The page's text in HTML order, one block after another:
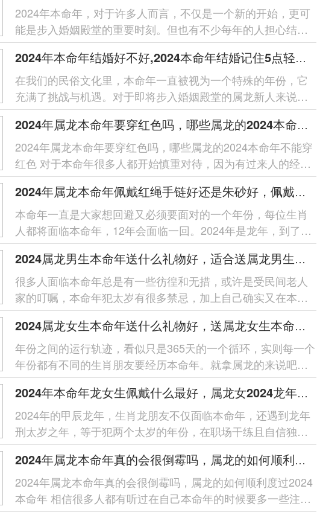
2024年本命年，对于许多人而言，不仅是一个新的开始，更可
能是步入婚姻殿堂的重要时刻。但也有不少每年的人担心结婚
不好，从而多了几分谨慎与担忧。...
2024年本命年结婚好不好,2024本命年结婚记住5点轻松应对
在我们的民俗文化里，本命年一直被视为一个特殊的年份，它
充满了挑战与机遇。对于即将步入婚姻殿堂的属龙新人来说，
2024年这个本命年结婚究竟好不...
2024年属龙本命年要穿红色吗，哪些属龙的2024本命年不能穿红色
2024年属龙本命年要穿红色吗，哪些属龙的2024本命年不能穿
红色 对于本命年很多人都开始慎重对待，因为有过来人的经验
之谈。比如本命年里要注意...
2024年属龙本命年佩戴红绳手链好还是朱砂好，佩戴哪个最好运
本命年一直是大家想回避又必须要面对的一个年份，每位生肖
人都将面临本命年，12年会面临一回。2024年是龙年，到了属
龙生肖人士的本命年。到了本命...
2024属龙男生本命年送什么礼物好，适合送属龙男生本命年的礼物
很多人面临本命年总是有一些彷徨和无措，或许是受民间老人
家的叮嘱，本命年犯太岁有很多禁忌，加上自己确实又在本命
年遇到运气不佳的时候，种种巧合...
2024属龙女生本命年送什么礼物好，送属龙女生本命年礼物推荐
年份之间的运行轨迹，看似只是365天的一个循环，实则每一个
年份都有不同的生肖朋友要经历本命年。就拿属龙的来说吧，
他们上一次本命年是2012年，经...
2024年本命年龙女生佩戴什么最好，属龙女2024龙年戴什么物件最好运
2024年的甲辰龙年，生肖龙朋友不仅面临本命年，还遇到龙年
刑太岁之年，等于犯两个太岁的年份，在职场干练且自信独立
的属龙女士们，有一些平日里不太喜...
2024年属龙本命年真的会很倒霉吗，属龙的如何顺利度过2024本命年
2024年属龙本命年真的会很倒霉吗，属龙的如何顺利度过2024
本命年 相信很多人都有听过在自己本命年的时候要多一些注